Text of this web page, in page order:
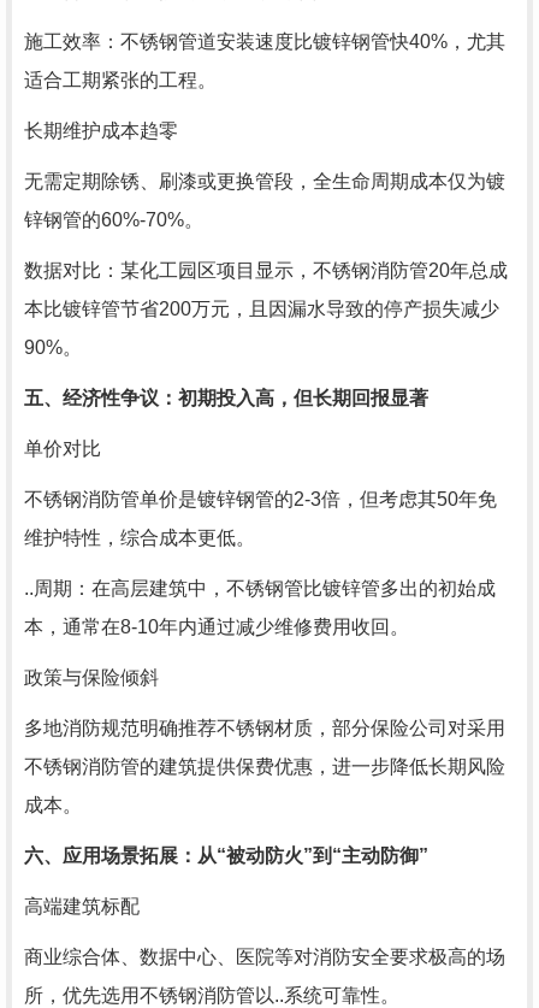
施工效率：不锈钢管道安装速度比镀锌钢管快40%，尤其
适合工期紧张的工程。
长期维护成本趋零
无需定期除锈、刷漆或更换管段，全生命周期成本仅为镀
锌钢管的60%-70%。
数据对比：某化工园区项目显示，不锈钢消防管20年总成
本比镀锌管节省200万元，且因漏水导致的停产损失减少
90%。
五、经济性争议：初期投入高，但长期回报显著
单价对比
不锈钢消防管单价是镀锌钢管的2-3倍，但考虑其50年免
维护特性，综合成本更低。
..周期：在高层建筑中，不锈钢管比镀锌管多出的初始成
本，通常在8-10年内通过减少维修费用收回。
政策与保险倾斜
多地消防规范明确推荐不锈钢材质，部分保险公司对采用
不锈钢消防管的建筑提供保费优惠，进一步降低长期风险
成本。
六、应用场景拓展：从“被动防火”到“主动防御”
高端建筑标配
商业综合体、数据中心、医院等对消防安全要求极高的场
所，优先选用不锈钢消防管以..系统可靠性。